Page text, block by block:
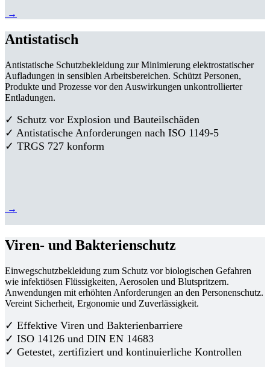
→
Antistatisch
Antistatische Schutzbekleidung zur Minimierung elektrostatischer
Aufladungen in sensiblen Arbeitsbereichen. Schützt Personen,
Produkte und Prozesse vor den Auswirkungen unkontrollierter
Entladungen.
✓ Schutz vor Explosion und Bauteilschäden
✓ Antistatische Anforderungen nach ISO 1149-5
✓ TRGS 727 konform
→
Viren- und Bakterienschutz
Einwegschutzbekleidung zum Schutz vor biologischen Gefahren
wie infektiösen Flüssigkeiten, Aerosolen und Blutspritzern.
Anwendungen mit erhöhten Anforderungen an den Personenschutz.
Vereint Sicherheit, Ergonomie und Zuverlässigkeit.
✓ Effektive Viren und Bakterienbarriere
✓ ISO 14126 und DIN EN 14683
✓ Getestet, zertifiziert und kontinuierliche Kontrollen